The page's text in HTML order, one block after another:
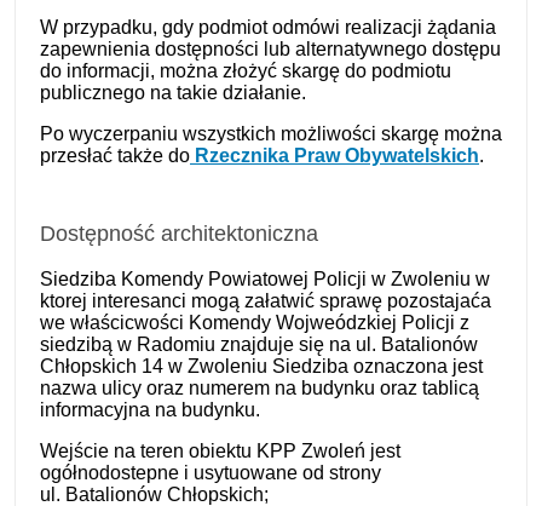
W przypadku, gdy podmiot odmówi realizacji żądania
zapewnienia dostępności lub alternatywnego dostępu
do informacji, można złożyć skargę do podmiotu
publicznego na takie działanie.
Po wyczerpaniu wszystkich możliwości skargę można
przesłać także do Rzecznika Praw Obywatelskich.
Dostępność architektoniczna
Siedziba Komendy Powiatowej Policji w Zwoleniu w
ktorej interesanci mogą załatwić sprawę pozostajaća
we właścicwości Komendy Wojweódzkiej Policji z
siedzibą w Radomiu znajduje się na ul. Batalionów
Chłopskich 14 w Zwoleniu Siedziba oznaczona jest
nazwa ulicy oraz numerem na budynku oraz tablicą
informacyjna na budynku.
Wejście na teren obiektu KPP Zwoleń jest
ogółnodostepne i usytuowane od strony
ul. Batalionów Chłopskich;